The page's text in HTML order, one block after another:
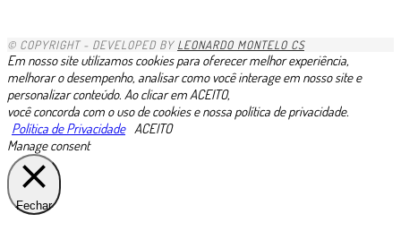
1xbet ทางเข้า
1xbet
lotoclub
Rtbet casino
1xbet зеркало
melbet
1xbet
1xbet
bouderland bound
BoostWin казино
1xbet скачать
© COPYRIGHT - DEVELOPED BY LEONARDO MONTELO CS
Em nosso site utilizamos cookies para oferecer melhor experiência,
melhorar o desempenho, analisar como você interage em nosso site e
personalizar conteúdo. Ao clicar em ACEITO,
você concorda com o uso de cookies e nossa política de privacidade.
Política de Privacidade ACEITO
Manage consent
Fechar